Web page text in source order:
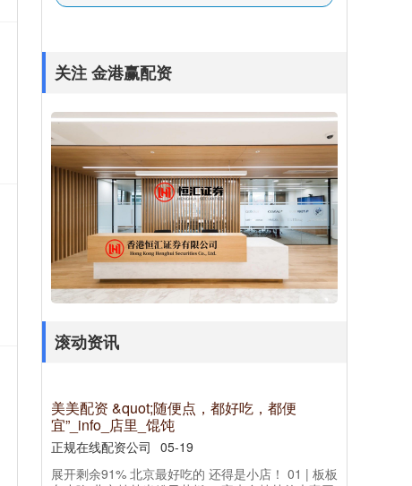
关注 金港赢配资
滚动资讯
美美配资 &quot;随便点，都好吃，都便
宜”_info_店里_馄饨
正规在线配资公司 05-19
展开剩余91% 北京最好吃的 还得是小店！ 01 | 板板
车小吃 北京桂林米粉天花板 一家来自桂林的夫妻开